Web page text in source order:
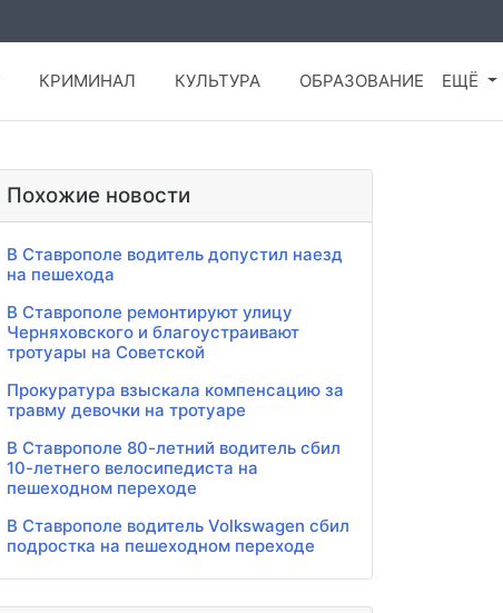
КРИМИНАЛ КУЛЬТУРА ОБРАЗОВАНИЕ ЕЩЁ
Похожие новости
В Ставрополе водитель допустил наезд
на пешехода
В Ставрополе ремонтируют улицу
Черняховского и благоустраивают
тротуары на Советской
Прокуратура взыскала компенсацию за
травму девочки на тротуаре
В Ставрополе 80-летний водитель сбил
10-летнего велосипедиста на
пешеходном переходе
В Ставрополе водитель Volkswagen сбил
подростка на пешеходном переходе